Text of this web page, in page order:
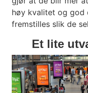
høy kvalitet og god
fremstilles slik de
Et lite